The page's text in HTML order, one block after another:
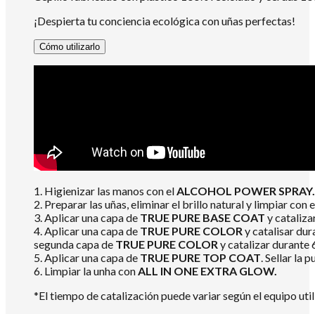
¡Despierta tu conciencia ecológica con uñas perfectas!
Cómo utilizarlo
1. Higienizar las manos con elALCOHOL POWER SPRAY.
2. Preparar las uñas, eliminar el brillo natural y limpiar con
3. Aplicar una capa de TRUE PURE BASE COAT y
4. Aplicar una capa de TRUE PURE COLORy catalisar
segunda capa de TRUE PURE COLORy catalizar durante
5. Aplicar una capa de TRUE PURE TOP COAT. Sellar la
6. Limpiar la unha conALL IN ONE EXTRA GLOW.
*El tiempo de catalización puede variar según el equipo